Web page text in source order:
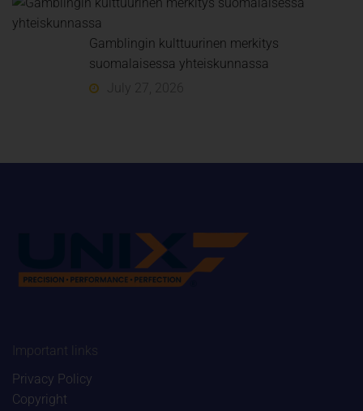
Gamblingin kulttuurinen merkitys
suomalaisessa yhteiskunnassa
July 27, 2026
Important links
Privacy Policy
Copyright